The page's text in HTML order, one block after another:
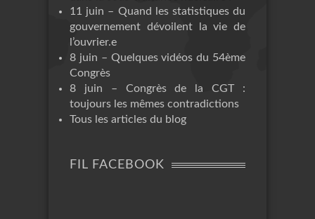
11 juin – Quand les statistiques du
gouvernement dévoilent la vie de
l’ouvrier.e
8 juin – Quelques vidéos du 54ème
Congrès
8 juin – Congrès de la CGT :
toujours les mêmes contradictions
Tous les articles du blog
FIL FACEBOOK